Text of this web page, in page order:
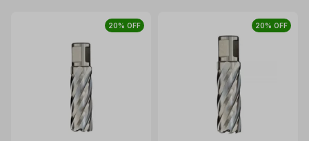
20% OFF 20% OFF